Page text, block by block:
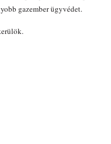
gazember ügyvédet.